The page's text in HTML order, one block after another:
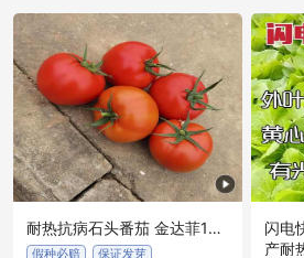
耐热抗病石头番茄 金达菲108
番茄种子 耐热抗病 硬度高
假种必赔 保证发芽
闪电
产耐